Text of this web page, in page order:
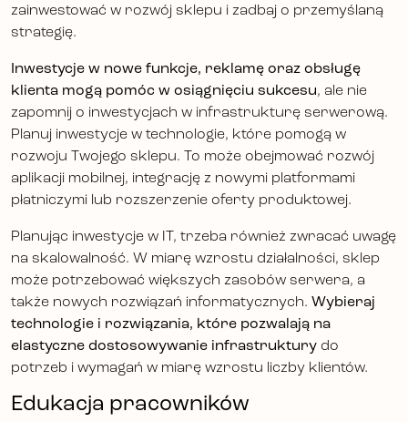
zainwestować w rozwój sklepu i zadbaj o przemyślaną
strategię.
Inwestycje w nowe funkcje, reklamę oraz obsługę
klienta mogą pomóc w osiągnięciu sukcesu, ale nie
zapomnij o inwestycjach w infrastrukturę serwerową.
Planuj inwestycje w technologie, które pomogą w
rozwoju Twojego sklepu. To może obejmować rozwój
aplikacji mobilnej, integrację z nowymi platformami
płatniczymi lub rozszerzenie oferty produktowej.
Planując inwestycje w IT, trzeba również zwracać uwagę
na skalowalność. W miarę wzrostu działalności, sklep
może potrzebować większych zasobów serwera, a
także nowych rozwiązań informatycznych. Wybieraj
technologie i rozwiązania, które pozwalają na
elastyczne dostosowywanie infrastruktury do
potrzeb i wymagań w miarę wzrostu liczby klientów.
Edukacja pracowników